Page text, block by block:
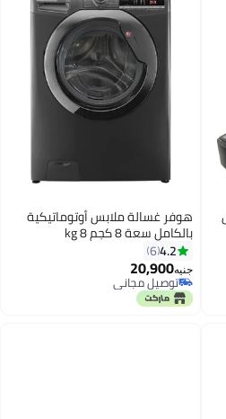
هوفر غسالة ملابس أوتوماتيكية
بالكامل سعة 8 كجم 8 kg
H3WS383TAC3R-ELA لون فضي
4.2
6
جنيه20,900
توصيل مجاني
توصيل مجاني